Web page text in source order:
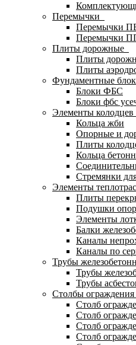
Перемычки
Перемычки
Перемычки
Плиты дорожные
Плиты
Плиты
Фундаментные
Блоки ФБС
Блоки фбс
Элементы колодцев
Кольца жби
Опорные и
Плиты
Кольца
Стремянки
Элементы
Плиты
Подушки
Элементы
Балки
Каналы
Каналы по
Трубы
Трубы
Трубы
Столбы
Столб
Столб
Столб
Столб